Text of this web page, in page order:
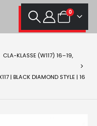
0
CLA-KLASSE (W117) 16–19,
| BLACK DIAMOND STYLE | 16